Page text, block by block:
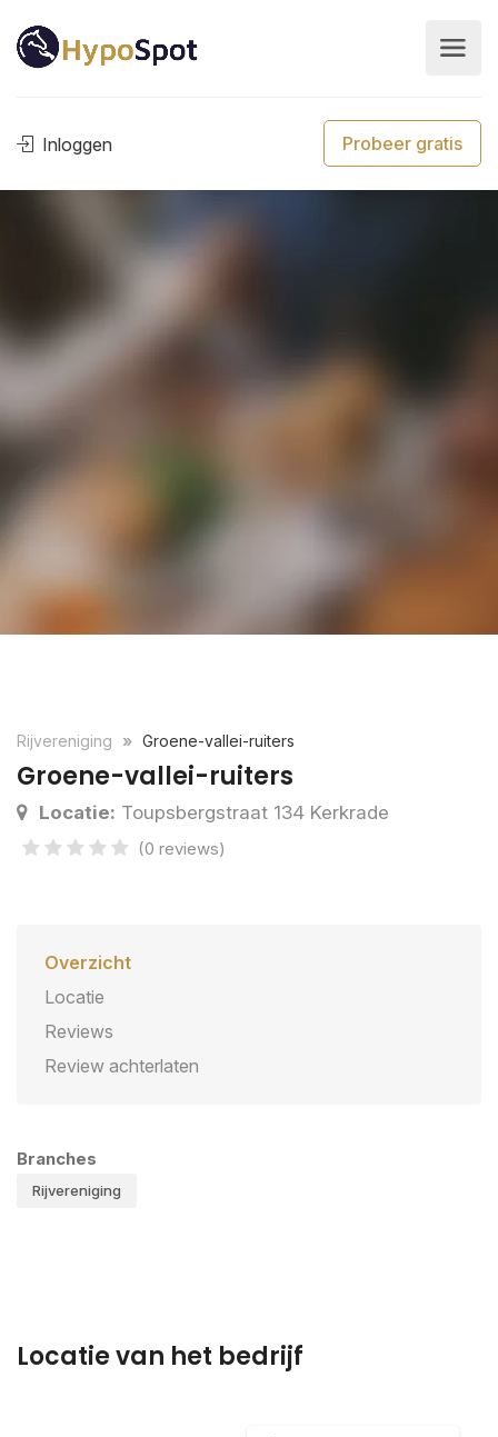
Inloggen Probeer gratis
Rijvereniging Groene-vallei-ruiters
Groene-vallei-ruiters
Locatie: Toupsbergstraat 134 Kerkrade
(0 reviews)
Overzicht
Locatie
Reviews
Review achterlaten
Branches
Rijvereniging
Locatie van het bedrijf